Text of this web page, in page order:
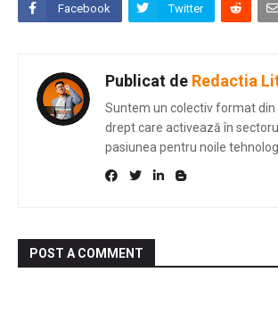
Facebook Twitter
Publicat de Redactia
Suntem un colectiv format
drept care activează în
pasiunea pentru noile
POST A COMMENT